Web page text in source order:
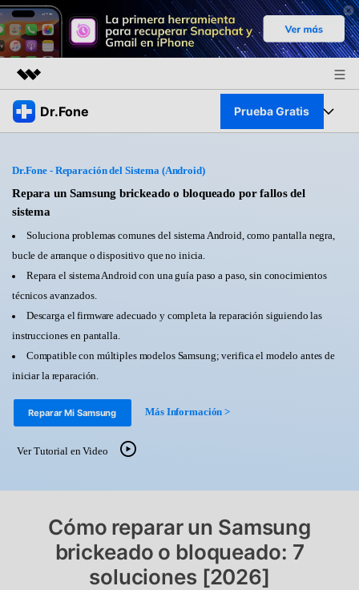
Productos destacados
Soluciones
Quiénes somos
Sala de prensa
Tienda
Dr.Fone Prueba Gratis
Ver Kit Completo >
Productos
Para PC
Para Celular
Herramientas Online
Más
Descubre lo mejor de Dr.Fone
Guías
Soporte
Blog
Transferencia de Datos
Gestor de Datos
Reparación de Móviles
Desbloqueo FRP en Android 16
Dr.Fone - Reparación del Sistema (Android)
Repara un Samsung brickeado o bloqueado por fallos del
sistema
Soluciona problemas comunes del sistema Android, como pantalla negra,
bucle de arranque o dispositivo que no inicia.
Repara el sistema Android con una guía paso a paso, sin conocimientos
técnicos avanzados.
Descarga el firmware adecuado y completa la reparación siguiendo las
instrucciones en pantalla.
Compatible con múltiples modelos Samsung; verifica el modelo antes de
iniciar la reparación.
Reparar Mi Samsung Más Información >
Ver Tutorial en Video
Cómo reparar un Samsung
brickeado o bloqueado: 7
soluciones [2026]